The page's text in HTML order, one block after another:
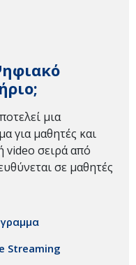
μια
για μαθητές και
video σειρά από
σε μαθητές
Streaming